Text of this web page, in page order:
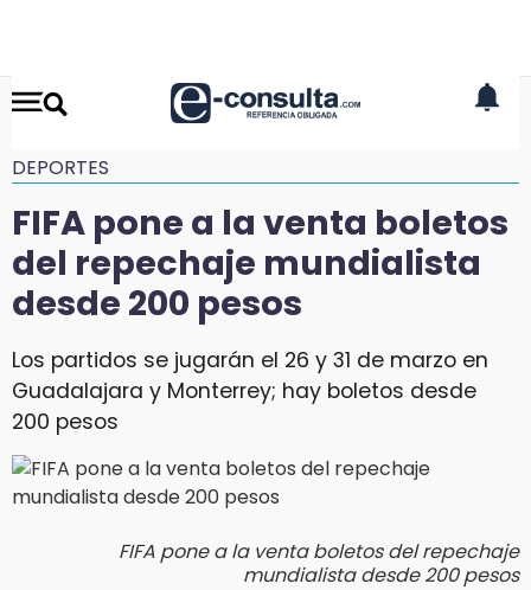
DEPORTES
FIFA pone a la venta boletos
del repechaje mundialista
desde 200 pesos
Los partidos se jugarán el 26 y 31 de marzo en
Guadalajara y Monterrey; hay boletos desde
200 pesos
FIFA pone a la venta boletos del repechaje
mundialista desde 200 pesos